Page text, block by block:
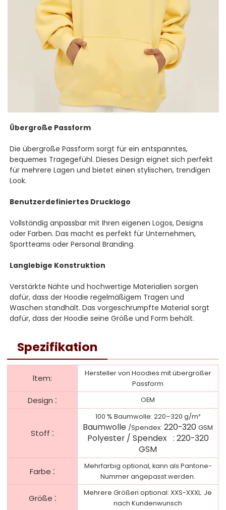
Übergroße Passform
Die übergroße Passform sorgt für ein entspanntes,
bequemes Tragegefühl. Dieses Design eignet sich perfekt
für mehrere Lagen und bietet einen stylischen, trendigen
Look.
Benutzerdefiniertes Drucklogo
Vollständig anpassbar mit Ihren eigenen Logos, Designs
oder Farben. Das macht es perfekt für Unternehmen,
Sportteams oder Personal Branding.
Langlebige Konstruktion
Verstärkte Nähte und hochwertige Materialien sorgen
dafür, dass der Hoodie regelmäßigem Tragen und
Waschen standhält. Das vorgeschrumpfte Material sorgt
dafür, dass der Hoodie seine Größe und Form behält.
Spezifikation
ltem:
Hersteller von Hoodies mit übergroßer
Passform
Design : OEM
Stoff :
100 % Baumwolle: 220–320 g/m²
Baumwolle /Spendex: 220-320 GSM
Polyester / Spendex : 220-320
GSM
Farbe :
Mehrfarbig optional, kann als Pantone-
Nummer angepasst werden.
Größe :
Mehrere Größen optional: XXS-XXXL. Je
nach Kundenwunsch